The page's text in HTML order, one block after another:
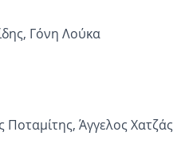
Γόνη Λούκα
Άγγελος Χατζάς